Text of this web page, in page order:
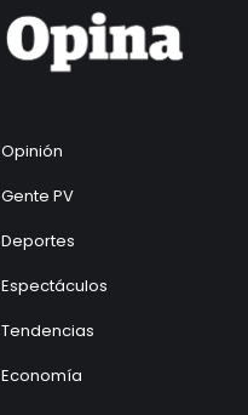
Opinión
Gente PV
Deportes
Espectáculos
Tendencias
Economía